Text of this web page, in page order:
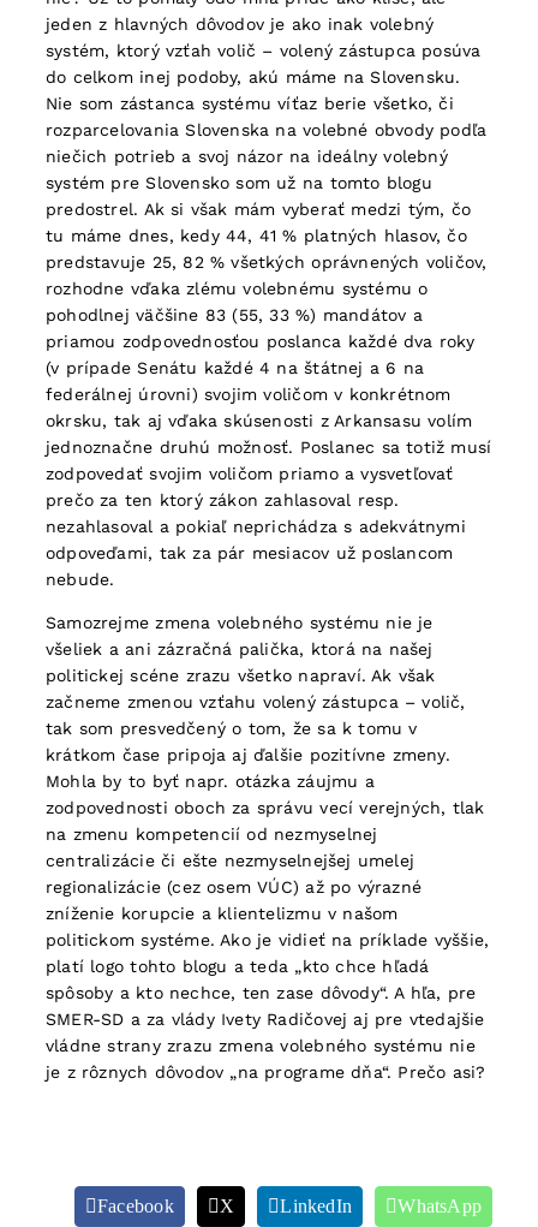
jeden z hlavných dôvodov je ako inak volebný
systém, ktorý vzťah volič – volený zástupca posúva
do celkom inej podoby, akú máme na Slovensku.
Nie som zástanca systému víťaz berie všetko, či
rozparcelovania Slovenska na volebné obvody podľa
niečich potrieb a svoj názor na ideálny volebný
systém pre Slovensko som už na tomto blogu
predostrel. Ak si však mám vyberať medzi tým, čo
tu máme dnes, kedy 44, 41 % platných hlasov, čo
predstavuje 25, 82 % všetkých oprávnených voličov,
rozhodne vďaka zlému volebnému systému o
pohodlnej väčšine 83 (55, 33 %) mandátov a
priamou zodpovednosťou poslanca každé dva roky
(v prípade Senátu každé 4 na štátnej a 6 na
federálnej úrovni) svojim voličom v konkrétnom
okrsku, tak aj vďaka skúsenosti z Arkansasu volím
jednoznačne druhú možnosť. Poslanec sa totiž musí
zodpovedať svojim voličom priamo a vysvetľovať
prečo za ten ktorý zákon zahlasoval resp.
nezahlasoval a pokiaľ neprichádza s adekvátnymi
odpoveďami, tak za pár mesiacov už poslancom
nebude.
Samozrejme zmena volebného systému nie je
všeliek a ani zázračná palička, ktorá na našej
politickej scéne zrazu všetko napraví. Ak však
začneme zmenou vzťahu volený zástupca – volič,
tak som presvedčený o tom, že sa k tomu v
krátkom čase pripoja aj ďalšie pozitívne zmeny.
Mohla by to byť napr. otázka záujmu a
zodpovednosti oboch za správu vecí verejných, tlak
na zmenu kompetencií od nezmyselnej
centralizácie či ešte nezmyselnejšej umelej
regionalizácie (cez osem VÚC) až po výrazné
zníženie korupcie a klientelizmu v našom
politickom systéme. Ako je vidieť na príklade vyššie,
platí logo tohto blogu a teda „kto chce hľadá
spôsoby a kto nechce, ten zase dôvody“. A hľa, pre
SMER-SD a za vlády Ivety Radičovej aj pre vtedajšie
vládne strany zrazu zmena volebného systému nie
je z rôznych dôvodov „na programe dňa“. Prečo asi?
Facebook X LinkedIn WhatsApp